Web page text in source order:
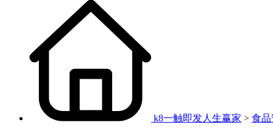
k8一触即发人生赢家 > 食